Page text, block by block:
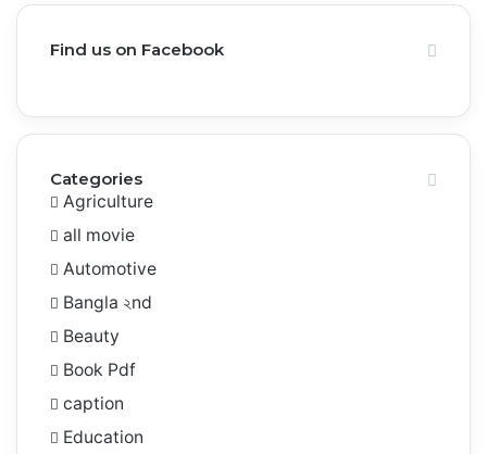
Find us on Facebook
Categories
Agriculture
all movie
Automotive
Bangla ২nd
Beauty
Book Pdf
caption
Education